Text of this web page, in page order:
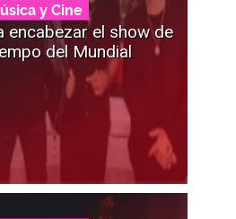
y Cine
encabezar el show de
del Mundial